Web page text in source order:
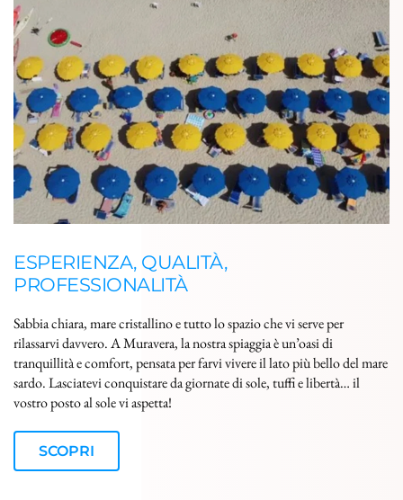
ESPERIENZA, QUALITÀ,
PROFESSIONALITÀ
Sabbia chiara, mare cristallino e tutto lo spazio che vi serve per
rilassarvi davvero. A Muravera, la nostra spiaggia è un’oasi di
tranquillità e comfort, pensata per farvi vivere il lato più bello del mare
sardo. Lasciatevi conquistare da giornate di sole, tuffi e libertà… il
vostro posto al sole vi aspetta!
SCOPRI